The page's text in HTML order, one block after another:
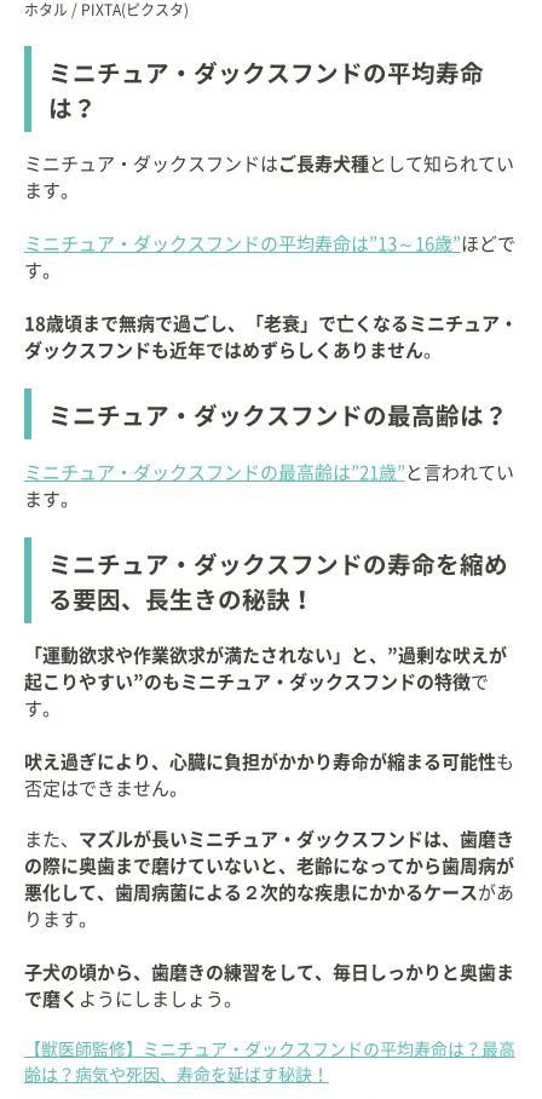
ホタル / PIXTA(ピクスタ)
ミニチュア・ダックスフンドの平均寿命
は？
ミニチュア・ダックスフンドは ご長寿犬種として知られてい
ます。
ミニチュア・ダックスフンドの平均寿命は”13～16歳”ほどで
す。
18歳頃まで無病で過ごし、「老衰」で亡くなるミニチュア・
ダックスフンドも近年ではめずらしくありません。
ミニチュア・ダックスフンドの最高齢は？
ミニチュア・ダックスフンドの最高齢は”21歳” と言われてい
ます。
ミニチュア・ダックスフンドの寿命を縮め
る要因、長生きの秘訣！
「運動欲求や作業欲求が満たされない」と、”過剰な吠えが
起こりやすい”のもミニチュア・ダックスフンドの特徴で
す。
吠え過ぎにより、心臓に負担がかかり寿命が縮まる可能性も
否定はできません。
また、 マズルが長いミニチュア・ダックスフンドは、歯磨き
の際に奥歯まで磨けていないと、老齢になってから歯周病が
悪化して、歯周病菌による２次的な疾患にかかるケース があ
ります。
子犬の頃から、歯磨きの練習をして、毎日しっかりと奥歯ま
で磨く ようにしましょう。
【獣医師監修】ミニチュア・ダックスフンドの平均寿命は？最高
齢は？病気や死因、寿命を延ばす秘訣！